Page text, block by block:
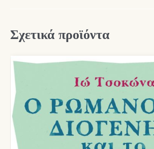
Σχετικά προϊόντα